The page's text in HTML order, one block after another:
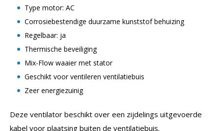
Type motor: AC
Corrosiebestendige duurzame kunststof behuizing
Regelbaar: ja
Thermische beveiliging
Mix-Flow waaier met stator
Geschikt voor ventileren ventilatiebuis
Zeer energiezuinig
Deze ventilator beschikt over een zijdelings uitgevoerde
kabel voor plaatsing buiten de ventilatiebuis.